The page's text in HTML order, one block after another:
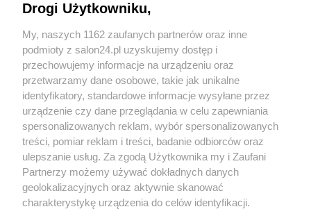
Sport
Społeczeństwo
Kultura
X Facebook Instagram Youtube
Drogi Użytkowniku,
My, naszych 1162 zaufanych partnerów oraz inne
podmioty z salon24.pl uzyskujemy dostęp i
przechowujemy informacje na urządzeniu oraz
przetwarzamy dane osobowe, takie jak unikalne
identyfikatory, standardowe informacje wysyłane przez
urządzenie czy dane przeglądania w celu zapewniania
spersonalizowanych reklam, wybór spersonalizowanych
treści, pomiar reklam i treści, badanie odbiorców oraz
ulepszanie usług. Za zgodą Użytkownika my i Zaufani
Partnerzy możemy używać dokładnych danych
geolokalizacyjnych oraz aktywnie skanować
charakterystykę urządzenia do celów identyfikacji.